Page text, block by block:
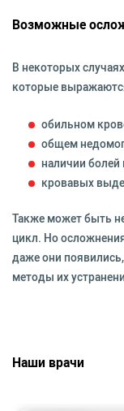
Возможные
В некоторых
которые
обильном
общем
наличии болей
кровавых
Также может быть
цикл. Но
даже они
методы их
Наши врачи